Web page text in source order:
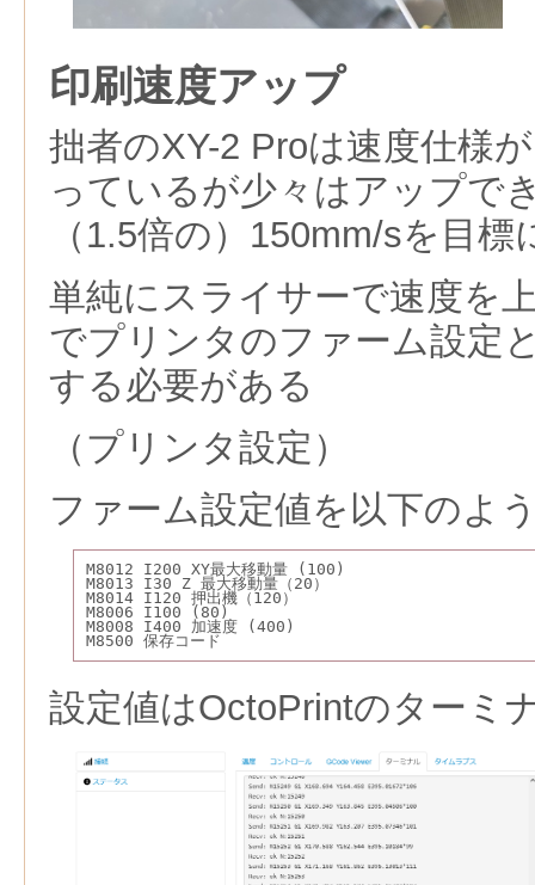
印刷速度アップ
拙者のXY-2 Proは速度仕様
っているが少々はアップで
（1.5倍の）150mm/sを目
単純にスライサーで速度を
でプリンタのファーム設定
する必要がある
（プリンタ設定）
ファーム設定値を以下のよ
M8012 I200 XY最大移動量 (100)
M8013 I30 Z 最大移動量（20）
M8014 I120 押出機（120）
M8006 I100 (80)
M8008 I400 加速度 (400)
M8500 保存コード
設定値はOctoPrintのターミ